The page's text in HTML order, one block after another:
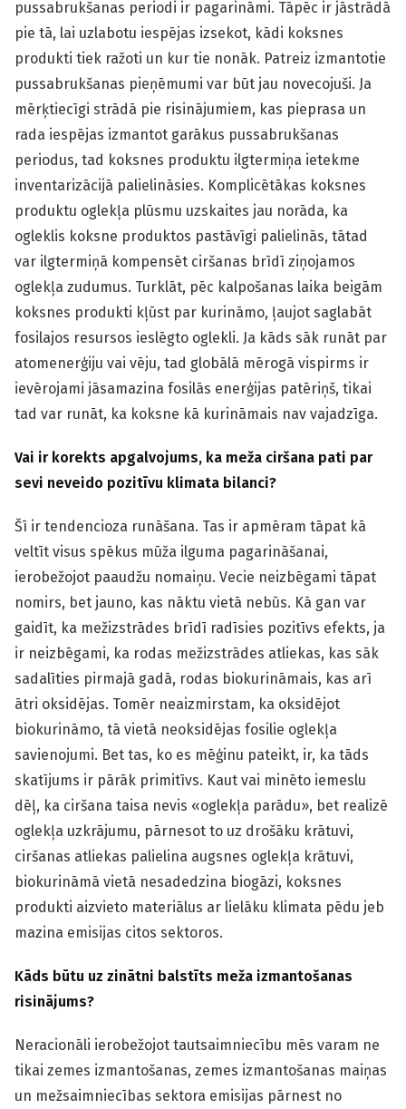
pussabrukšanas periodi ir pagarināmi. Tāpēc ir jāstrādā
pie tā, lai uzlabotu iespējas izsekot, kādi koksnes
produkti tiek ražoti un kur tie nonāk. Patreiz izmantotie
pussabrukšanas pieņēmumi var būt jau novecojuši. Ja
mērķtiecīgi strādā pie risinājumiem, kas pieprasa un
rada iespējas izmantot garākus pussabrukšanas
periodus, tad koksnes produktu ilgtermiņa ietekme
inventarizācijā palielināsies. Komplicētākas koksnes
produktu oglekļa plūsmu uzskaites jau norāda, ka
ogleklis koksne produktos pastāvīgi palielinās, tātad
var ilgtermiņā kompensēt ciršanas brīdī ziņojamos
oglekļa zudumus. Turklāt, pēc kalpošanas laika beigām
koksnes produkti kļūst par kurināmo, ļaujot saglabāt
fosilajos resursos ieslēgto oglekli. Ja kāds sāk runāt par
atomenerģiju vai vēju, tad globālā mērogā vispirms ir
ievērojami jāsamazina fosilās enerģijas patēriņš, tikai
tad var runāt, ka koksne kā kurināmais nav vajadzīga.
Vai ir korekts apgalvojums, ka meža ciršana pati par
sevi neveido pozitīvu klimata bilanci?
Šī ir tendencioza runāšana. Tas ir apmēram tāpat kā
veltīt visus spēkus mūža ilguma pagarināšanai,
ierobežojot paaudžu nomaiņu. Vecie neizbēgami tāpat
nomirs, bet jauno, kas nāktu vietā nebūs. Kā gan var
gaidīt, ka mežizstrādes brīdī radīsies pozitīvs efekts, ja
ir neizbēgami, ka rodas mežizstrādes atliekas, kas sāk
sadalīties pirmajā gadā, rodas biokurināmais, kas arī
ātri oksidējas. Tomēr neaizmirstam, ka oksidējot
biokurināmo, tā vietā neoksidējas fosilie oglekļa
savienojumi. Bet tas, ko es mēģinu pateikt, ir, ka tāds
skatījums ir pārāk primitīvs. Kaut vai minēto iemeslu
dēļ, ka ciršana taisa nevis «oglekļa parādu», bet realizē
oglekļa uzkrājumu, pārnesot to uz drošāku krātuvi,
ciršanas atliekas palielina augsnes oglekļa krātuvi,
biokurināmā vietā nesadedzina biogāzi, koksnes
produkti aizvieto materiālus ar lielāku klimata pēdu jeb
mazina emisijas citos sektoros.
Kāds būtu uz zinātni balstīts meža izmantošanas
risinājums?
Neracionāli ierobežojot tautsaimniecību mēs varam ne
tikai zemes izmantošanas, zemes izmantošanas maiņas
un mežsaimniecības sektora emisijas pārnest no